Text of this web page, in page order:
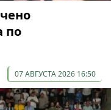
по
07 АВГУСТА 2026 16:50